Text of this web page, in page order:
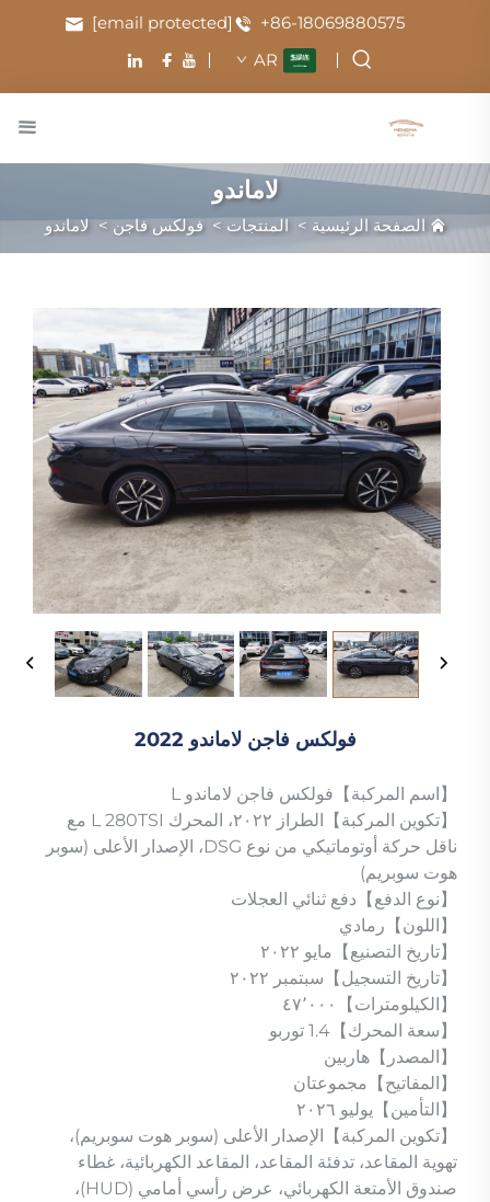
+86-18069880575
[email protected]
AR
لاماندو
الصفحة الرئيسية > المنتجات >فولكس فاجن>لاماندو
فولكس فاجن لاماندو 2022
【اسم المركبة】فولكس فاجن لاماندو L
【تكوين المركبة】الطراز ٢٠٢٢، المحرك L 280TSI مع
ناقل حركة أوتوماتيكي من نوع DSG، الإصدار الأعلى (سوبر
هوت سوبريم)
【نوع الدفع】دفع ثنائي العجلات
【اللون】رمادي
【تاريخ التصنيع】مايو ٢٠٢٢
【تاريخ التسجيل】سبتمبر ٢٠٢٢
【الكيلومترات】٤٧٬٠٠٠
【سعة المحرك】1.4 توربو
【المصدر】هاربين
【المفاتيح】مجموعتان
【التأمين】يوليو ٢٠٢٦
【تكوين المركبة】الإصدار الأعلى (سوبر هوت سوبريم)،
تهوية المقاعد، تدفئة المقاعد، المقاعد الكهربائية، غطاء
صندوق الأمتعة الكهربائي، عرض رأسي أمامي (HUD)،